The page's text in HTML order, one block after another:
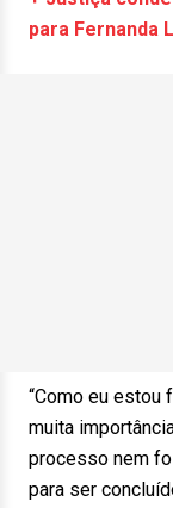
para Fernanda
“Como eu estou
muita
processo nem
para ser